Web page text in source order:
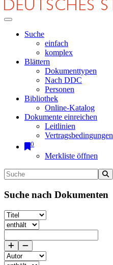
Suche
einfach
komplex
Blättern
Dokumenttypen
Nach DDC
Personen
Bibliothek
Online-Katalog
Dokumente einreichen
Leitlinien
Vertragsbedingungen
0
Merkliste öffnen
Suche nach Dokumenten